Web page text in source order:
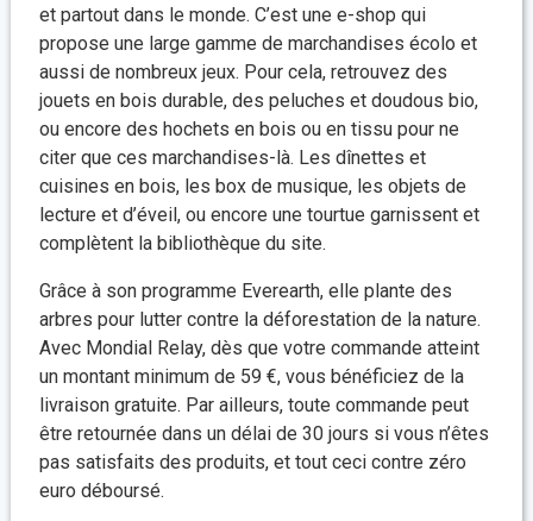
et partout dans le monde. C’est une e-shop qui
propose une large gamme de marchandises écolo et
aussi de nombreux jeux. Pour cela, retrouvez des
jouets en bois durable, des peluches et doudous bio,
ou encore des hochets en bois ou en tissu pour ne
citer que ces marchandises-là. Les dînettes et
cuisines en bois, les box de musique, les objets de
lecture et d’éveil, ou encore une tourtue garnissent et
complètent la bibliothèque du site.
Grâce à son programme Everearth, elle plante des
arbres pour lutter contre la déforestation de la nature.
Avec Mondial Relay, dès que votre commande atteint
un montant minimum de 59 €, vous bénéficiez de la
livraison gratuite. Par ailleurs, toute commande peut
être retournée dans un délai de 30 jours si vous n’êtes
pas satisfaits des produits, et tout ceci contre zéro
euro déboursé.